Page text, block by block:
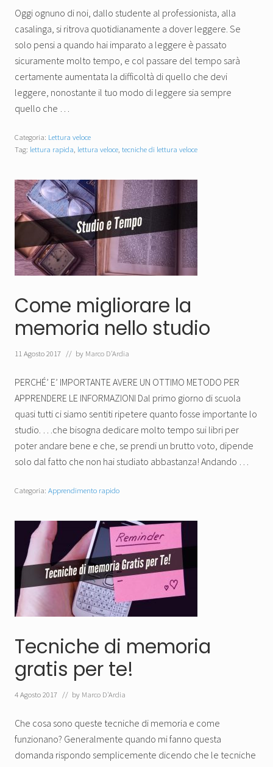
Oggi ognuno di noi, dallo studente al professionista, alla
casalinga, si ritrova quotidianamente a dover leggere. Se
solo pensi a quando hai imparato a leggere è passato
sicuramente molto tempo, e col passare del tempo sarà
certamente aumentata la difficoltà di quello che devi
leggere, nonostante il tuo modo di leggere sia sempre
quello che …
Categoria: Lettura veloce
Tag: lettura rapida lettura veloce tecniche di lettura veloce
Come migliorare la
memoria nello studio
11 Agosto 2017 // by Marco D'Ardia
PERCHÉ’ E’ IMPORTANTE AVERE UN OTTIMO METODO PER
APPRENDERE LE INFORMAZIONI Dal primo giorno di scuola
quasi tutti ci siamo sentiti ripetere quanto fosse importante lo
studio. …che bisogna dedicare molto tempo sui libri per
poter andare bene e che, se prendi un brutto voto, dipende
solo dal fatto che non hai studiato abbastanza! Andando …
Categoria: Apprendimento rapido
Tecniche di memoria
gratis per te!
4 Agosto 2017 // by Marco D'Ardia
Che cosa sono queste tecniche di memoria e come
funzionano? Generalmente quando mi fanno questa
domanda rispondo semplicemente dicendo che le tecniche